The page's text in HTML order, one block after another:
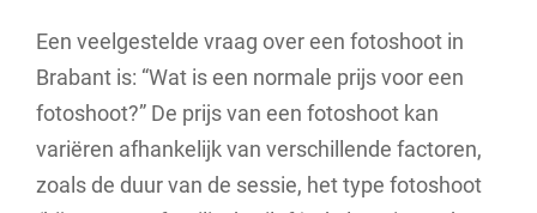
Een veelgestelde vraag over een fotoshoot in
Brabant is: “Wat is een normale prijs voor een
fotoshoot?” De prijs van een fotoshoot kan
variëren afhankelijk van verschillende factoren,
zoals de duur van de sessie, het type fotoshoot